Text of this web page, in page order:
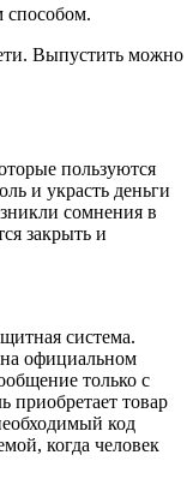
Выпустить можно
пользуются
и украсть деньги
сомнения в
закрыть и
система.
официальном
только с
приобретает товар
код
когда человек